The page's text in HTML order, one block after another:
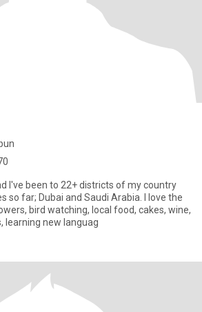
I've been to 22+ districts of my country
so far; Dubai and Saudi Arabia. I love the
bird watching, local food, cakes, wine,
learning new languag